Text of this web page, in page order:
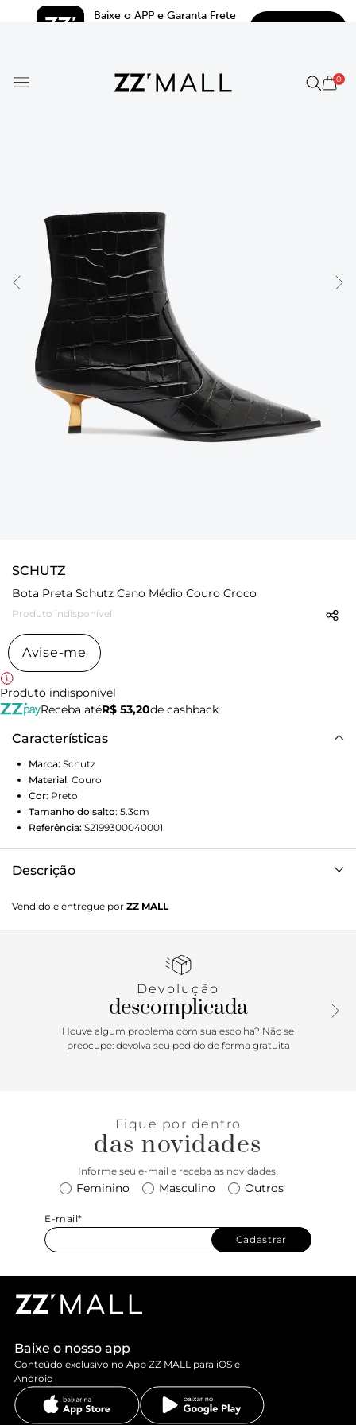
Baixe o APP e Garanta Frete
0
SCHUTZ
Bota Preta Schutz Cano Médio Couro Croco
Produto indisponível
Avise-me
Produto indisponível
Receba atéR$ 53,20de cashback
Características
Marca: Schutz
Material: Couro
Cor: Preto
Tamanho do salto: 5.3cm
Referência: S2199300040001
Descrição
estilo e atitude! Trazendo textura croco, detalhes
metalizados, bico fino e salto kitten heel, ela é a
Vendido e entregue por ZZ MALL
Devolução
descomplicada
Houve algum problema com sua escolha? Não se
preocupe: devolva seu pedido de forma gratuita
Fique por dentro
das novidades
Informe seu e-mail e receba as novidades!
Feminino Masculino Outros
E-mail*
Cadastrar
Baixe o nosso app
Conteúdo exclusivo no App ZZ MALL para iOS e
Android